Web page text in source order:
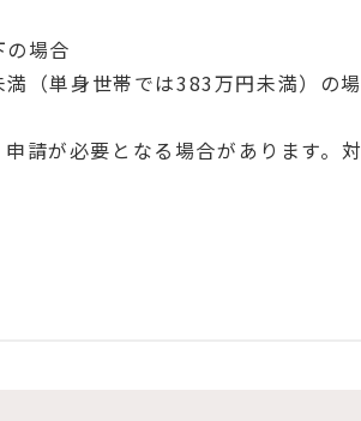
場合
（単身世帯では383万円未満）の場
請が必要となる場合があります。対